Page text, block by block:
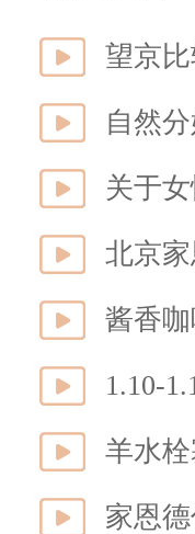
望京
自然
关于
酱香
1.10-
羊水
家恩